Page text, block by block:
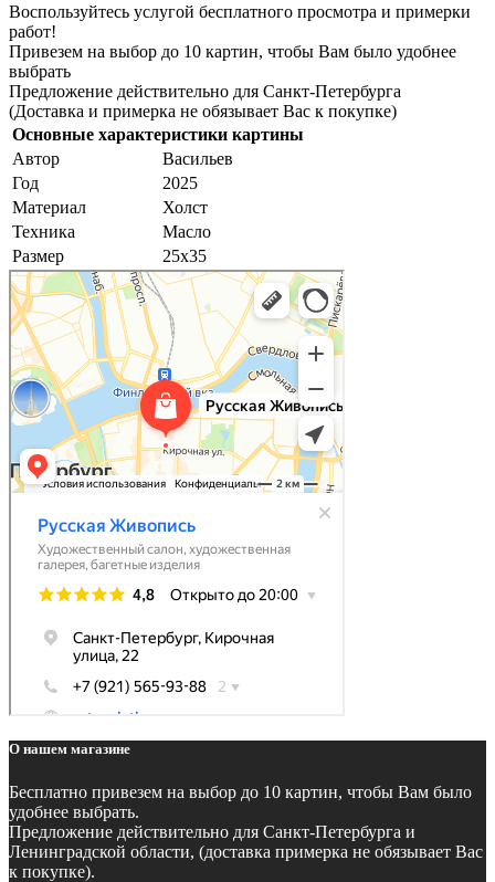
Воспользуйтесь услугой бесплатного просмотра и примерки
работ!
Привезем на выбор до 10 картин, чтобы Вам было удобнее
выбрать
Предложение действительно для Санкт-Петербурга
(Доставка и примерка не обязывает Вас к покупке)
Основные характеристики картины
Автор
Васильев
Год
2025
Материал
Холст
Техника
Масло
Размер
25х35
О нашем магазине
Бесплатно привезем на выбор до 10 картин, чтобы Вам было
удобнее выбрать.
Предложение действительно для Санкт-Петербурга и
Ленинградской области, (доставка примерка не обязывает Вас
к покупке).